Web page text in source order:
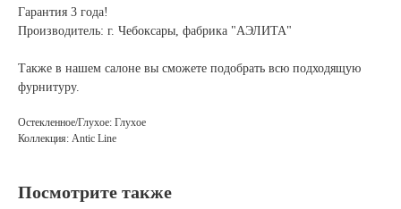
Гарантия 3 года!
Производитель: г. Чебоксары, фабрика "АЭЛИТА"
Также в нашем салоне вы сможете подобрать всю подходящую
фурнитуру.
Остекленное/Глухое: Глухое
Коллекция: Antic Line
Посмотрите также